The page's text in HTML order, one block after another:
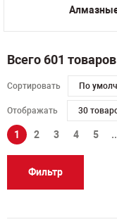
Всего 601
Сортировать По
Отображать 30
1 2 3 4 5
Фильтр